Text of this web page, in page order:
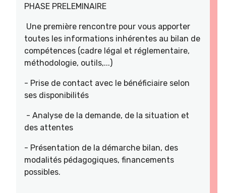
PHASE PRELEMINAIRE
Une première rencontre pour vous apporter
toutes les informations inhérentes au bilan de
compétences (cadre légal et réglementaire,
méthodologie, outils,...)
- Prise de contact avec le bénéficiaire selon
ses disponibilités
- Analyse de la demande, de la situation et
des attentes
- Présentation de la démarche bilan, des
modalités pédagogiques, financements
possibles.